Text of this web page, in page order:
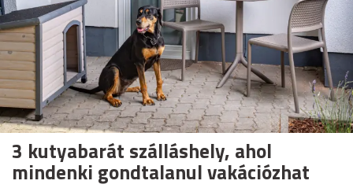
3 kutyabarát szálláshely, ahol
mindenki gondtalanul vakációzhat